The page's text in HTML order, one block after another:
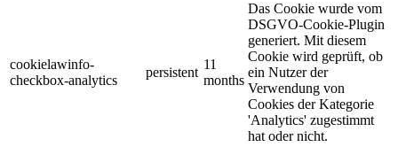
cookielawinfo-
checkbox-analytics
persistent
11
months
Das Cookie wurde vom
DSGVO-Cookie-Plugin
generiert. Mit diesem
Cookie wird geprüft, ob
ein Nutzer der
Verwendung von
Cookies der Kategorie
'Analytics' zugestimmt
hat oder nicht.